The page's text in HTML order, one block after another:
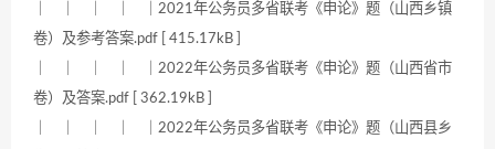
｜ ｜ ｜ ｜ ｜2021年公务员多省联考《申论》题（山西乡镇
卷）及参考答案.pdf [ 415.17kB ]
｜ ｜ ｜ ｜ ｜2022年公务员多省联考《申论》题（山西省市
卷）及答案.pdf [ 362.19kB ]
｜ ｜ ｜ ｜ ｜2022年公务员多省联考《申论》题（山西县乡